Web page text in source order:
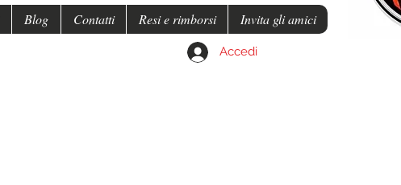
Blog Contatti Resi e rimborsi Invita gli amici
Accedi